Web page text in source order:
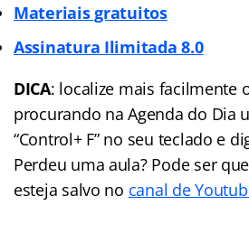
Materiais gratuitos
Assinatura Ilimitada 8.0
DICA: localize mais facilmente
procurando na Agenda do Dia
“Control+ F” no seu teclado e
Perdeu uma aula? Pode ser
esteja salvo no canal de